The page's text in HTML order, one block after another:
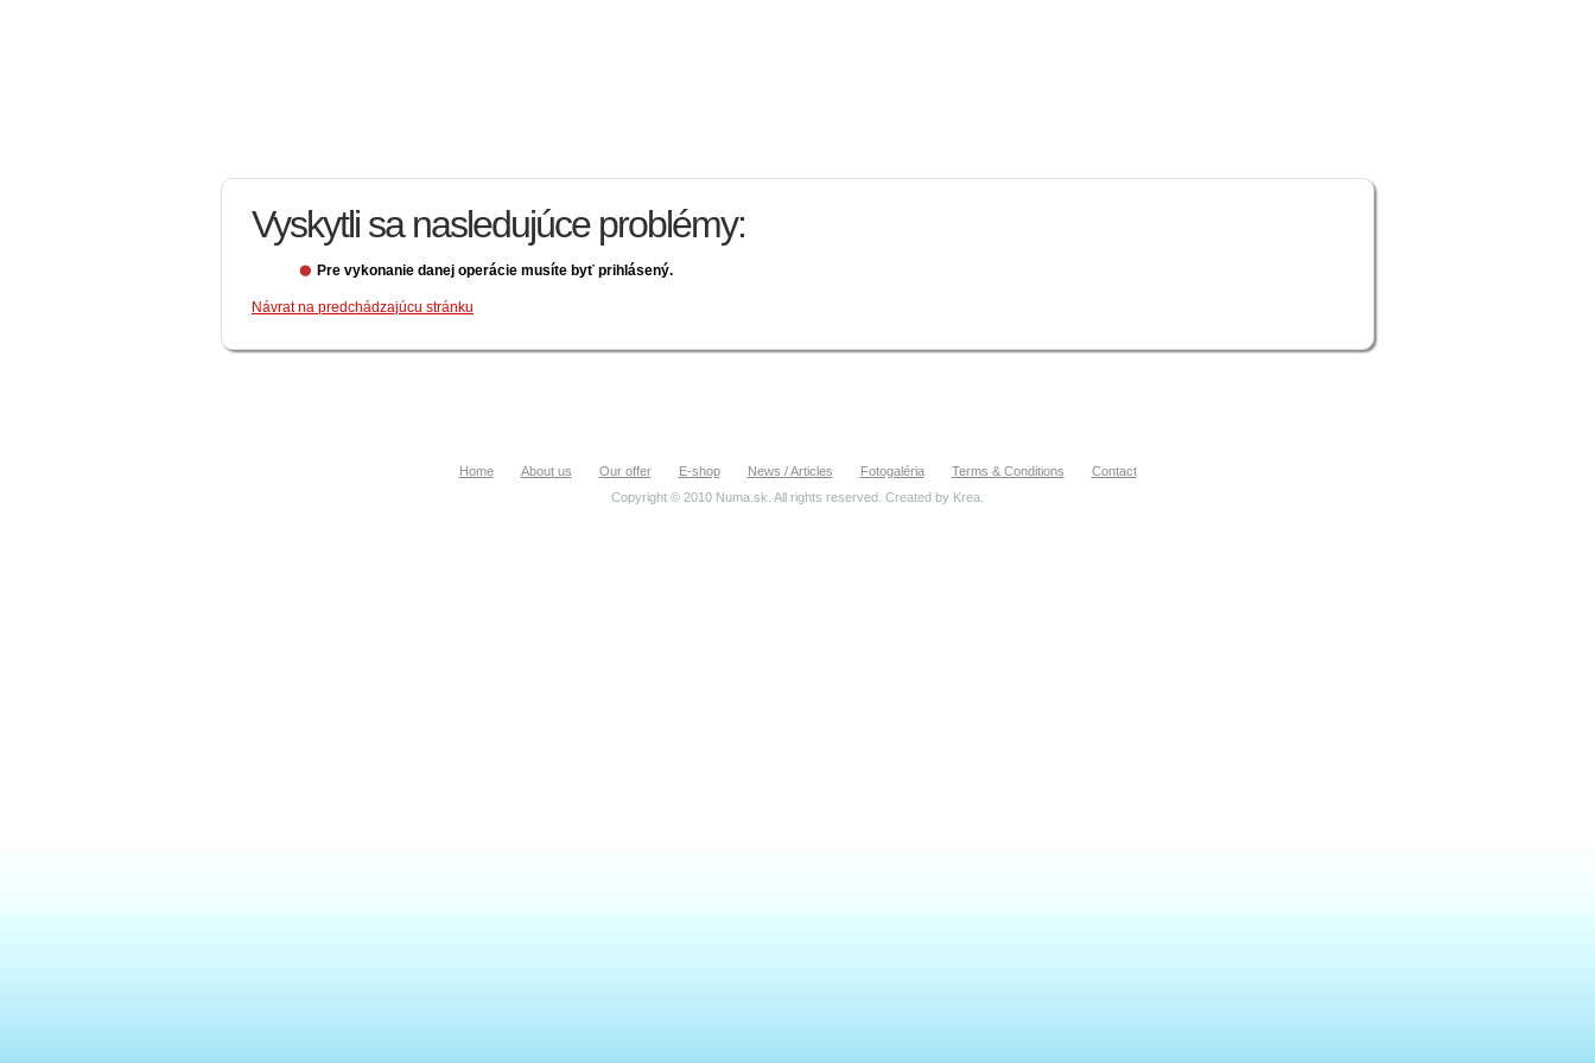
Vyskytli sa nasledujúce problémy:
Pre vykonanie danej operácie musíte byť prihlásený.
Návrat na predchádzajúcu stránku
Home About us Our offer E-shop News / Articles Fotogaléria Terms & Conditions
Contact
Copyright © 2010 Numa.sk. All rights reserved. Created by Krea